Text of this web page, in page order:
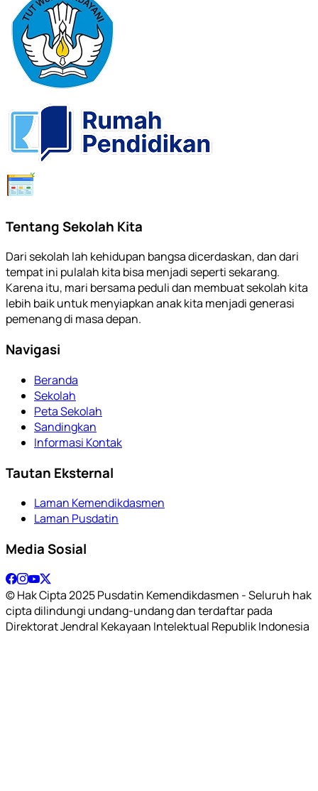
Tentang Sekolah Kita
Dari sekolah lah kehidupan bangsa dicerdaskan, dan dari
tempat ini pulalah kita bisa menjadi seperti sekarang.
Karena itu, mari bersama peduli dan membuat sekolah kita
lebih baik untuk menyiapkan anak kita menjadi generasi
pemenang di masa depan.
Navigasi
Beranda
Sekolah
Peta Sekolah
Sandingkan
Informasi Kontak
Tautan Eksternal
Laman Kemendikdasmen
Laman Pusdatin
Media Sosial
© Hak Cipta 2025 Pusdatin Kemendikdasmen - Seluruh hak
cipta dilindungi undang-undang dan terdaftar pada
Direktorat Jendral Kekayaan Intelektual Republik Indonesia